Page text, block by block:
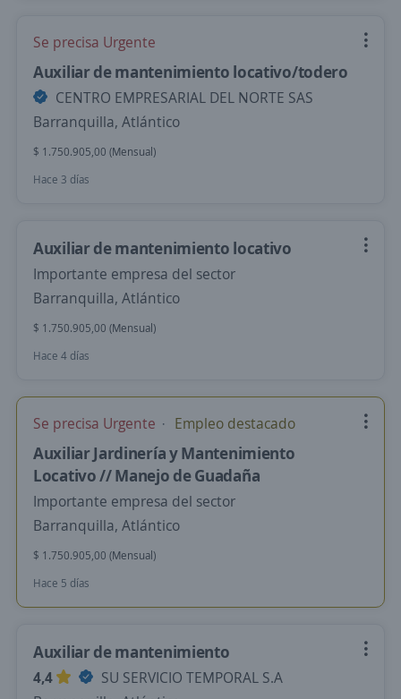
Se precisa Urgente
Auxiliar de mantenimiento locativo/todero
CENTRO EMPRESARIAL DEL NORTE SAS
Barranquilla, Atlántico
$ 1.750.905,00 (Mensual)
Hace 3 días
Auxiliar de mantenimiento locativo
Importante empresa del sector
Barranquilla, Atlántico
$ 1.750.905,00 (Mensual)
Hace 4 días
Se precisa Urgente Empleo destacado
Auxiliar Jardinería y Mantenimiento
Locativo // Manejo de Guadaña
Importante empresa del sector
Barranquilla, Atlántico
$ 1.750.905,00 (Mensual)
Hace 5 días
Auxiliar de mantenimiento
4,4
SU SERVICIO TEMPORAL S.A